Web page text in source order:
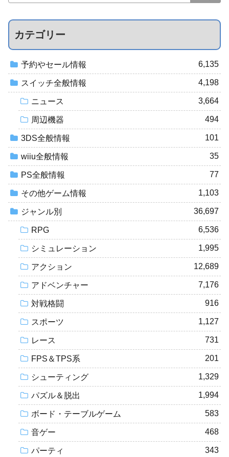
カテゴリー
予約やセール情報 6,135
スイッチ全般情報 4,198
ニュース 3,664
周辺機器 494
3DS全般情報 101
wiiu全般情報 35
PS全般情報 77
その他ゲーム情報 1,103
ジャンル別 36,697
RPG 6,536
シミュレーション 1,995
アクション 12,689
アドベンチャー 7,176
対戦格闘 916
スポーツ 1,127
レース 731
FPS＆TPS系 201
シューティング 1,329
パズル＆脱出 1,994
ボード・テーブルゲーム 583
音ゲー 468
パーティ 343